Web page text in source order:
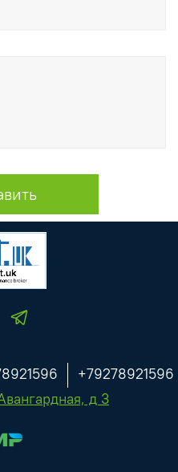
+79278921596
д 3